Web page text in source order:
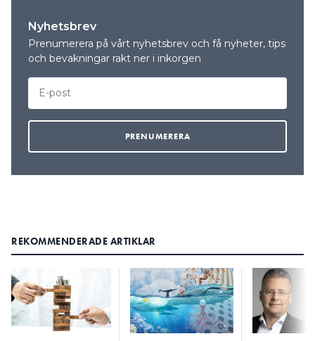
Nyhetsbrev
Prenumerera på vårt nyhetsbrev och få nyheter, tips
och bevakningar rakt ner i inkorgen
REKOMMENDERADE ARTIKLAR